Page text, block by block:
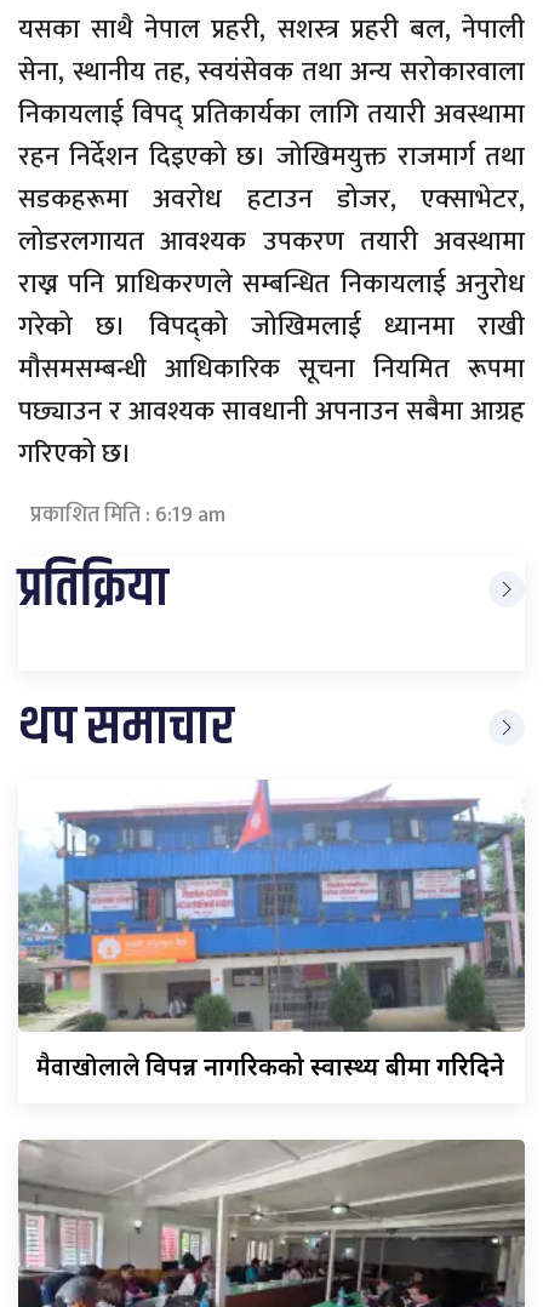
यसका साथै नेपाल प्रहरी, सशस्त्र प्रहरी बल, नेपाली
सेना, स्थानीय तह, स्वयंसेवक तथा अन्य सरोकारवाला
निकायलाई विपद् प्रतिकार्यका लागि तयारी अवस्थामा
रहन निर्देशन दिइएको छ। जोखिमयुक्त राजमार्ग तथा
सडकहरूमा अवरोध हटाउन डोजर, एक्साभेटर,
लोडरलगायत आवश्यक उपकरण तयारी अवस्थामा
राख्न पनि प्राधिकरणले सम्बन्धित निकायलाई अनुरोध
गरेको छ। विपद्को जोखिमलाई ध्यानमा राखी
मौसमसम्बन्धी आधिकारिक सूचना नियमित रूपमा
पछ्याउन र आवश्यक सावधानी अपनाउन सबैमा आग्रह
गरिएको छ।
प्रकाशित मिति : 6:19 am
प्रतिक्रिया
थप समाचार
मैवाखोलालेविपन्न नागरिकको स्वास्थ्य बीमा गरिदिने